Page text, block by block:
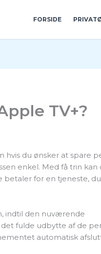
FORSIDE
TV+?
du ønsker at spare
enkel. Med få trin kan
for en tjeneste,
indtil den nuværende
fulde udbytte af de
automatisk